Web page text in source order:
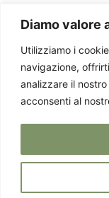
Diamo valore
Utilizziamo i
navigazione,
analizzare il
acconsenti al